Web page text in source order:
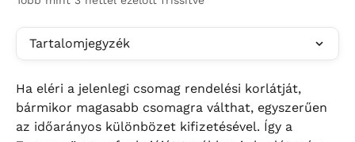
Tartalomjegyzék
Ha eléri a jelenlegi csomag rendelési korlátját,
bármikor magasabb csomagra válthat, egyszerűen
az időarányos különbözet kifizetésével. Így a